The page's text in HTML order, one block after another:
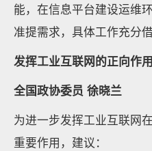
能，在信息平台建设运维
准提需求，具体工作充分
发挥工业互联网的正向作用
全国政协委员 徐晓兰
为进一步发挥工业互联网
重要作用，建议：